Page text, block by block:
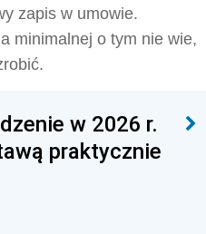
zapis w umowie.
minimalnej o tym nie wie,
w 2026 r.
praktycznie